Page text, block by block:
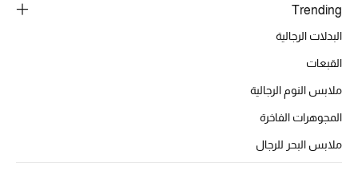
الأحذية الرجالية
أحذية للأطفال
Trending
البدلات الرجالية
القبعات
ملابس النوم الرجالية
المجوهرات الفاخرة
ملابس البحر للرجال